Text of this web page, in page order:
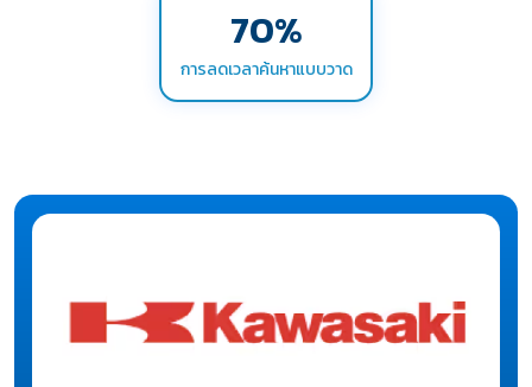
70%
การลดเวลาค้นหาแบบวาด